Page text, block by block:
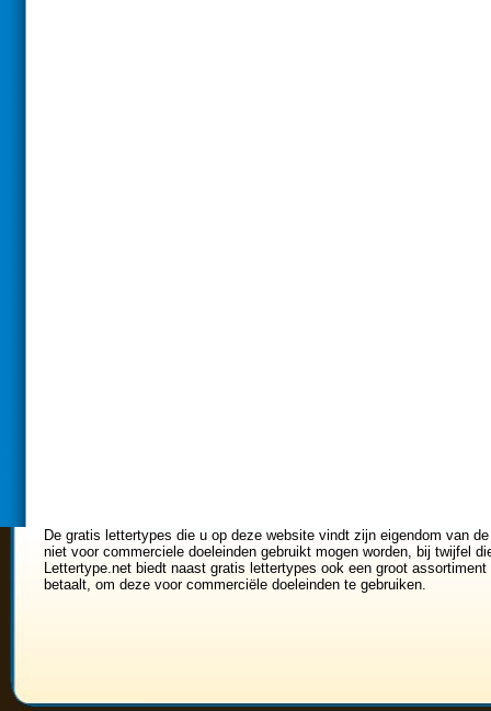
De gratis lettertypes die u op deze website vindt zijn eigendom van
niet voor commerciele doeleinden gebruikt mogen worden, bij twijfel
Lettertype.net biedt naast gratis lettertypes ook een groot
betaalt, om deze voor commerciële doeleinden te gebruiken.